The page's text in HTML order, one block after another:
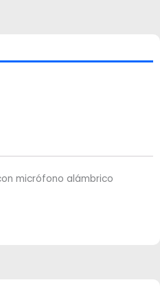
micrófono alámbrico